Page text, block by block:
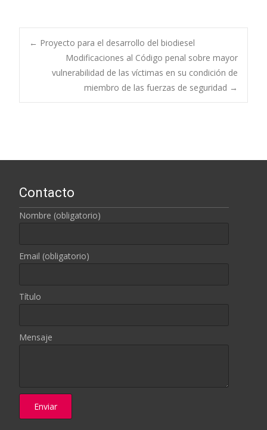
Navegación de
entradas
← Proyecto para el desarrollo del biodiesel
Modificaciones al Código penal sobre mayor
vulnerabilidad de las víctimas en su condición de
miembro de las fuerzas de seguridad →
Contacto
Nombre (obligatorio)
Email (obligatorio)
Título
Mensaje